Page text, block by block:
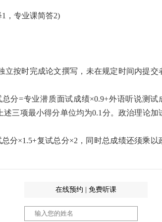
，专业课简答2)
立按时完成论文撰写，未在规定时间内提交
分=专业潜质面试成绩×0.9+外语听说测试
三项最小得分单位均为0.1分。政治理论加
分×1.5+复试总分×2，同时总成绩还须乘以
在线预约 | 免费听课